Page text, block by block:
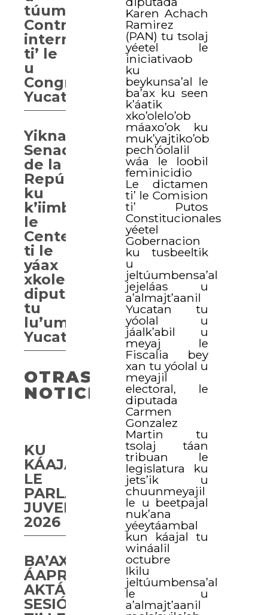
Karen Achach
Ramirez
(PAN) tu tsolaj
yéetel le
iniciativaob
ku
beykunsa’al le
ba’ax ku seen
k’áatik
xko’olelo’ob
máaxo’ok ku
muk’yajtiko’ob
pech’óolalil
wáa le loobil
feminicidio
Le dictamen
ti’ le Comision
ti’ Putos
Constitucionales
yéetel
Gobernacion
ku tusbeeltik
u
jeltúumbensa’al
jejeláas u
a’almajt’aanil
Yucatan tu
yóolal u
jáalk’abil u
meyaj le
Fiscalia bey
xan tu yóolal u
meyajil
electoral, le
diputada
Carmen
Gonzalez
Martin tu
tsolaj táan
tribuan le
legislatura ku
jets’ik u
chuunmeyajil
le u beetpajal
nuk’ana
yéeytáambal
kun káajal tu
wináalil
octubre
Ikilu
jeltúumbensa’al
le u
a’almajt’aanil
túumben
Contralor
interno
ti’ le
u
Congresoi
Yucatán.
Yiknal
Senado
de la
República
ku
k’iimbesa’al
le
Centenario
ti le
yáax
xkolelo’ob
diputadas
tu
lu’umil
Yucatán
OTRAS
NOTICIAS
KU
KÁAJAL
LE
PARLAMENTO
JUVENIL
2026
BA’AX
ÁAPROBAARTA’AB
AKTÁAN
SESIÓN